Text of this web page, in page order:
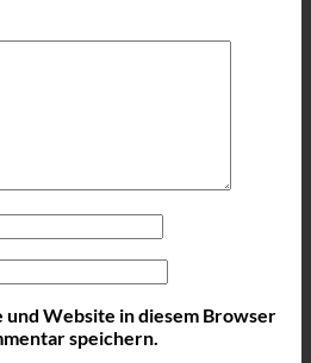
und Website in diesem Browser
speichern.